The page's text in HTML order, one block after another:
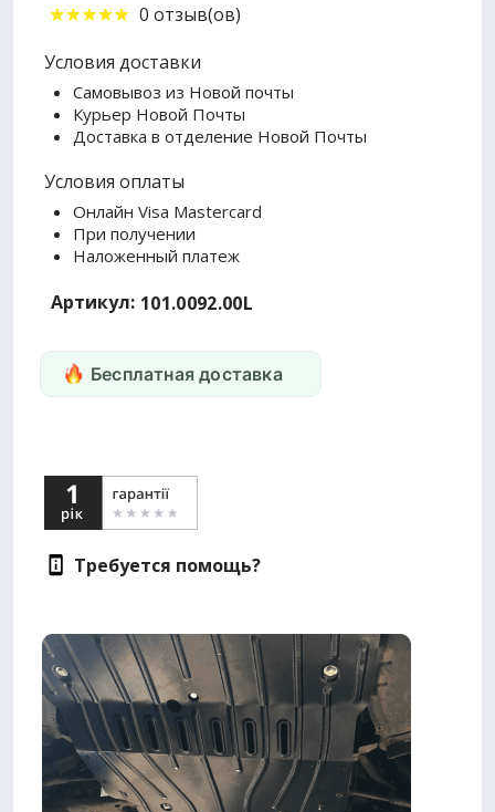
0 отзыв(ов)
Условия доставки
Самовывоз из Новой почты
Курьер Новой Почты
Доставка в отделение Новой Почты
Условия оплаты
Онлайн Visa Mastercard
При получении
Наложенный платеж
Артикул: 101.0092.00L
Бесплатная доставка
Требуется помощь?